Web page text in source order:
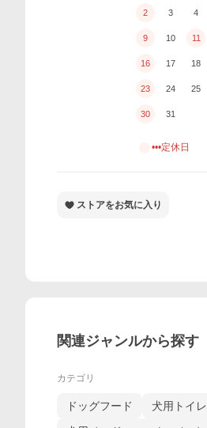
2 3 4
9 10 11
16 17 18
23 24 25
30 31
•••定休日
ストアをお気に入り
関連ジャンルから探す
カテゴリ
ドッグフード 犬用トイ